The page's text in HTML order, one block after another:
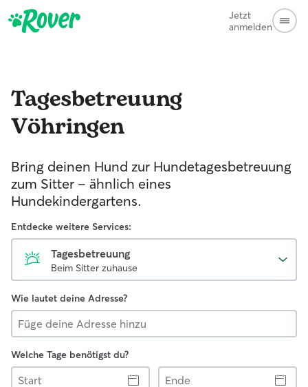
Jetzt
anmelden
Tagesbetreuung
Vöhringen
Bring deinen Hund zur Hundetagesbetreuung
zum Sitter - ähnlich eines
Hundekindergartens.
Entdecke weitere Services:
Tagesbetreuung
Beim Sitter zuhause
Wie lautet deine Adresse?
Welche Tage benötigst du?
Start
Ende